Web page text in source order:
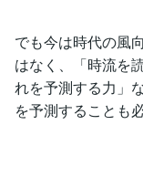
でも今は時代の風
はなく、「時流を
れを予測する力」
を予測することも